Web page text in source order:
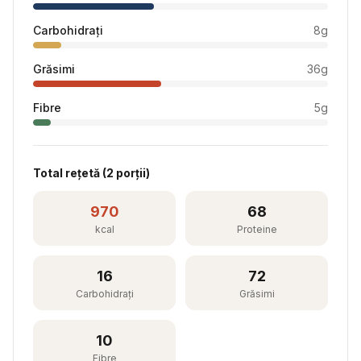
Carbohidrați 8g
Grăsimi 36g
Fibre 5g
Total rețetă (2 porții)
970
kcal
68
Proteine
16
Carbohidrați
72
Grăsimi
10
Fibre